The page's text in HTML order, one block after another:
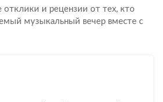
отклики и рецензии от тех, кто
музыкальный вечер вместе с